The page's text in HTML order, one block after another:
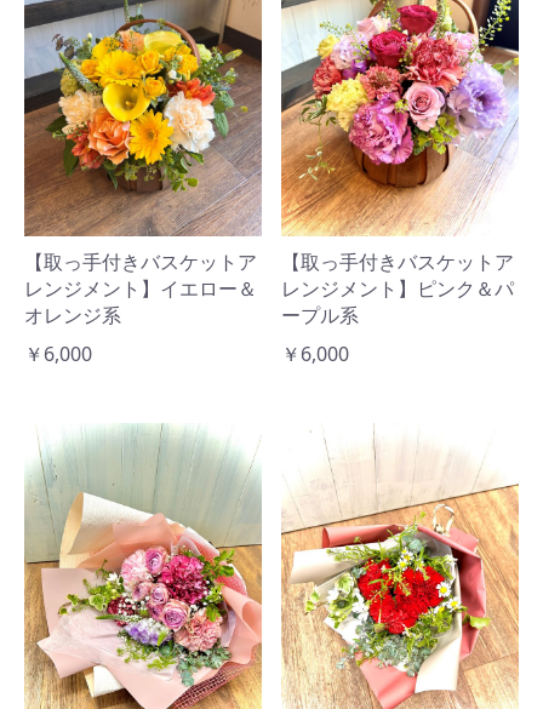
【取っ手付きバスケットア
レンジメント】イエロー＆
オレンジ系
￥6,000
【取っ手付きバスケットア
レンジメント】ピンク＆パ
ープル系
￥6,000